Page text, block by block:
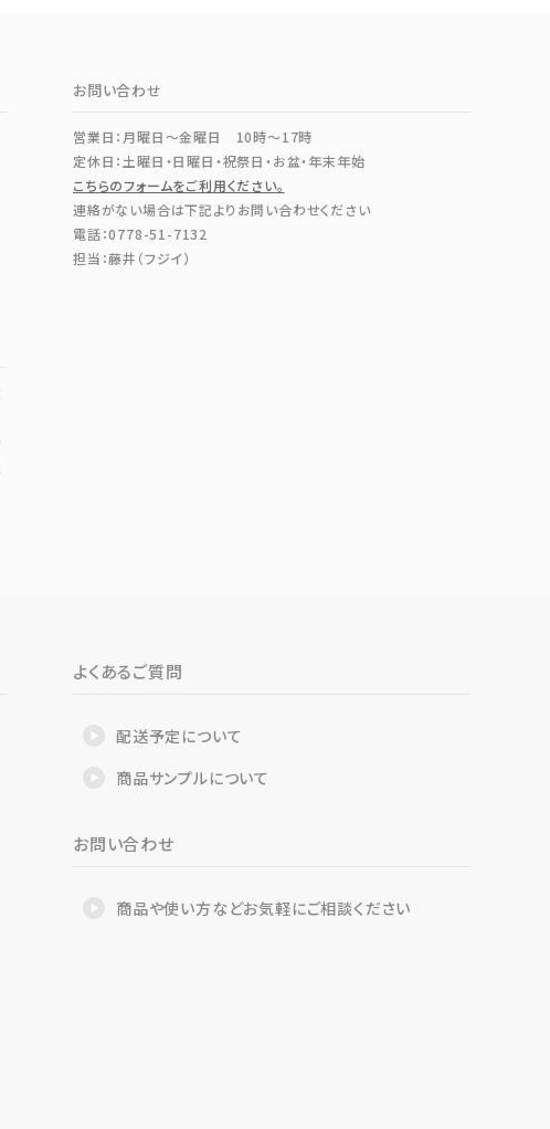
お問い合わせ
営業日：月曜日～金曜日 10時～17時
定休日：土曜日・日曜日・祝祭日・お盆・年末年始
こちらのフォームをご利用ください。
連絡がない場合は下記よりお問い合わせください
電話：0778-51-7132
担当：藤井（フジイ）
よくあるご質問
配送予定について
商品サンプルについて
お問い合わせ
商品や使い方などお気軽にご相談ください